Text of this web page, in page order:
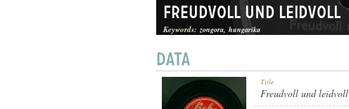
DAL
Freudvoll und leidvoll
Keywords: zongora hungarika
Title
Freudvoll und leidvoll